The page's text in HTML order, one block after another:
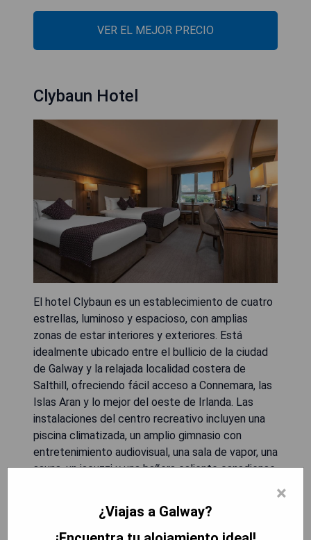
VER EL MEJOR PRECIO
Clybaun Hotel
El hotel Clybaun es un establecimiento de cuatro
estrellas, luminoso y espacioso, con amplias
zonas de estar interiores y exteriores. Está
idealmente ubicado entre el bullicio de la ciudad
de Galway y la relajada localidad costera de
Salthill, ofreciendo fácil acceso a Connemara, las
Islas Aran y lo mejor del oeste de Irlanda. Las
instalaciones del centro recreativo incluyen una
piscina climatizada, un amplio gimnasio con
entretenimiento audiovisual, una sala de vapor, una
sauna, un jacuzzi y una bañera caliente canadiense
en la relajante zona ajardinada. También hay
actividades para adultos y niños. La clínica de
×
¿Viajas a Galway?